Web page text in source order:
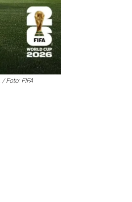
Foto: FIFA